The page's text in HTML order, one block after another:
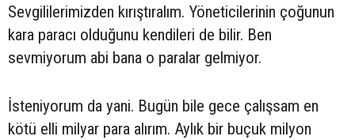
Sevgililerimizden kırıştıralım. Yöneticilerinin çoğunun
kara paracı olduğunu kendileri de bilir. Ben
sevmiyorum abi bana o paralar gelmiyor.
İsteniyorum da yani. Bugün bile gece çalışsam en
kötü elli milyar para alırım. Aylık bir buçuk milyon